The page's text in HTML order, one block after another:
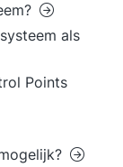
als
Points